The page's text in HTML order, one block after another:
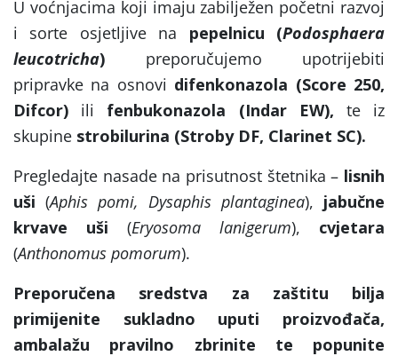
U voćnjacima koji imaju zabilježen početni razvoj
i sorte osjetljive na pepelnicu (Podosphaera
leucotricha) preporučujemo upotrijebiti
pripravke na osnovi difenkonazola (Score 250,
Difcor) ili fenbukonazola (Indar EW), te iz
skupine strobilurina (Stroby DF, Clarinet SC).
Pregledajte nasade na prisutnost štetnika – lisnih
uši (Aphis pomi, Dysaphis plantaginea), jabučne
krvave uši (Eryosoma lanigerum), cvjetara
(Anthonomus pomorum).
Preporučena sredstva za zaštitu bilja
primijenite sukladno uputi proizvođača,
ambalažu pravilno zbrinite te popunite